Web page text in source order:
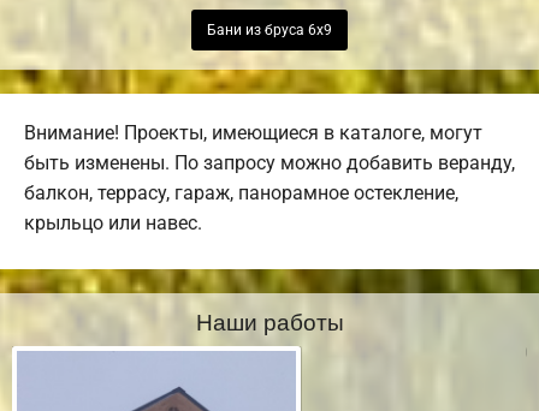
Бани из бруса 6х9
Внимание! Проекты, имеющиеся в каталоге, могут
быть изменены. По запросу можно добавить веранду,
балкон, террасу, гараж, панорамное остекление,
крыльцо или навес.
Наши работы